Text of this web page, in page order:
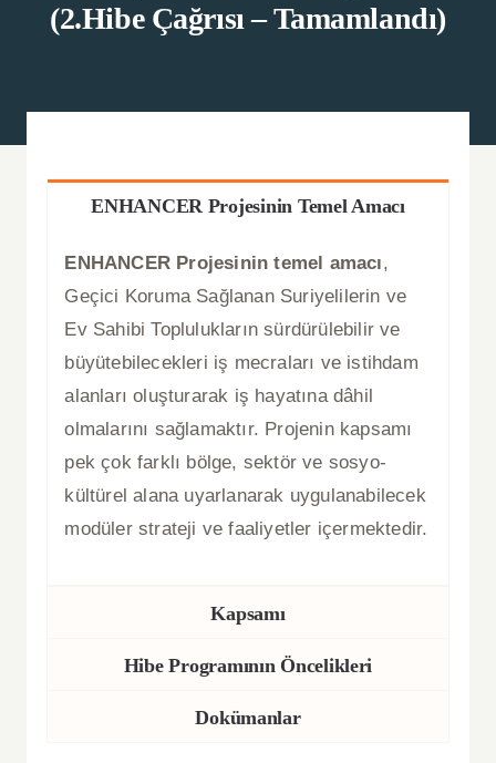
Enhancer Pro
Blog
İletişim
Türkçe
(2.Hibe Çağrısı – Tamamlandı)
ENHANCER Projesinin Temel Amacı
ENHANCER Projesinin temel amacı,
Geçici Koruma Sağlanan Suriyelilerin ve
Ev Sahibi Toplulukların sürdürülebilir ve
büyütebilecekleri iş mecraları ve istihdam
alanları oluşturarak iş hayatına dâhil
olmalarını sağlamaktır. Projenin kapsamı
pek çok farklı bölge, sektör ve sosyo-
kültürel alana uyarlanarak uygulanabilecek
modüler strateji ve faaliyetler içermektedir.
Kapsamı
Hibe Programının Öncelikleri
Dokümanlar